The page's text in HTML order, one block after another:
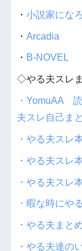
・ 小説家にな
・ Arcadia
・ B-NOVEL
◇やる夫スレ
・YomuAA
夫スレ自己ま
・やる夫スレ
・やる夫スレ
・やる夫スレ
・暇な時にや
・やる夫まと
・やる夫達の